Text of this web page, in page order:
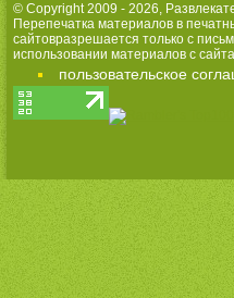
© Copyright 2009 - 2026,
Перепечатка материалов в
сайтовразрешается только с
использовании материалов с
пользовательское